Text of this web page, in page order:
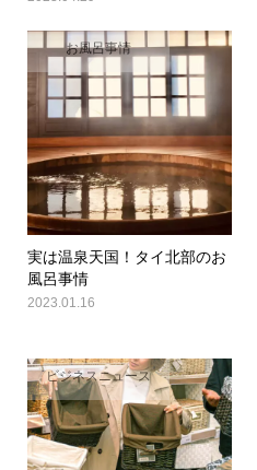
お風呂事情
実は温泉天国！タイ北部のお
風呂事情
2023.01.16
ビジネスニュース